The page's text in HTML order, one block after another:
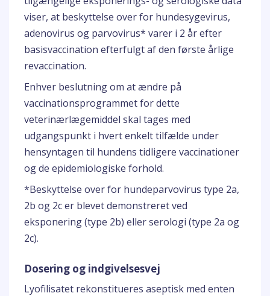
viser, at beskyttelse over for hundesygevirus,
adenovirus og parvovirus* varer i 2 år efter
basisvaccination efterfulgt af den første årlige
revaccination.
Enhver beslutning om at ændre på
vaccinationsprogrammet for dette
veterinærlægemiddel skal tages med
udgangspunkt i hvert enkelt tilfælde under
hensyntagen til hundens tidligere vaccinationer
og de epidemiologiske forhold.
*Beskyttelse over for hundeparvovirus type 2a,
2b og 2c er blevet demonstreret ved
eksponering (type 2b) eller serologi (type 2a og
2c).
Dosering og indgivelsesvej
Lyofilisatet rekonstitueres aseptisk med enten